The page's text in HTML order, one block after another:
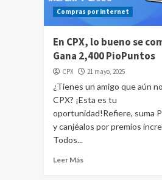
Compras por internet
En CPX, lo bueno se
Gana 2,400 PioPuntos
CPX 21 mayo, 2025
¿Tienes un amigo que aún
CPX? ¡Esta es tu
oportunidad!Refiere, suma
y canjéalos por premios
Todos...
Leer Más